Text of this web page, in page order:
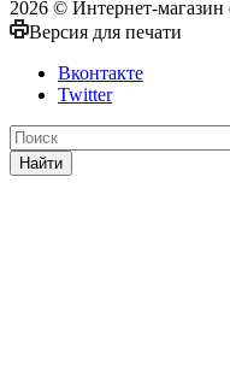
2026 © Интернет-
Версия для печати
Вконтакте
Twitter
Найти